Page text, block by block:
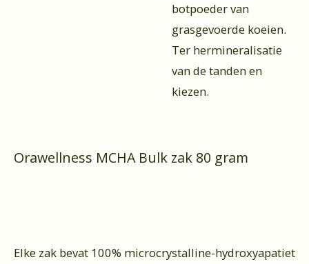
botpoeder van
grasgevoerde koeien.
Ter hermineralisatie
van de tanden en
kiezen.
Orawellness MCHA Bulk zak 80 gram
Elke zak bevat 100% microcrystalline-hydroxyapatiet